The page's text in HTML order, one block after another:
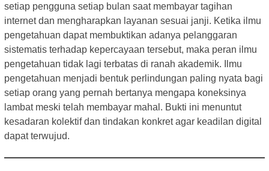
setiap pengguna setiap bulan saat membayar tagihan
internet dan mengharapkan layanan sesuai janji. Ketika ilmu
pengetahuan dapat membuktikan adanya pelanggaran
sistematis terhadap kepercayaan tersebut, maka peran ilmu
pengetahuan tidak lagi terbatas di ranah akademik. Ilmu
pengetahuan menjadi bentuk perlindungan paling nyata bagi
setiap orang yang pernah bertanya mengapa koneksinya
lambat meski telah membayar mahal. Bukti ini menuntut
kesadaran kolektif dan tindakan konkret agar keadilan digital
dapat terwujud.